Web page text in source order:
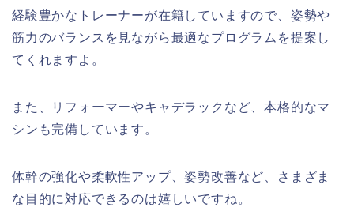
経験豊かなトレーナーが在籍していますので、姿勢や
筋力のバランスを見ながら最適なプログラムを提案し
てくれますよ。
また、リフォーマーやキャデラックなど、本格的なマ
シンも完備しています。
体幹の強化や柔軟性アップ、姿勢改善など、さまざま
な目的に対応できるのは嬉しいですね。